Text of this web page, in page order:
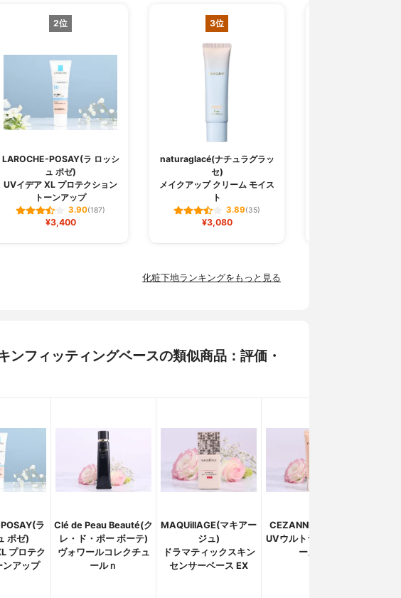
2位
LAROCHE-POSAY(ラ ロッシ
ュ ポゼ)
UVイデア XL プロテクション
トーンアップ
3.90(187)
¥3,400
3位
naturaglacé(ナチュラグラッ
セ)
メイクアップ クリーム モイス
ト
3.89(35)
¥3,080
化粧下地ランキングをもっと見る
フィッティングベースの類似商品：評価・
ラ
ポゼ)
プロテク
ンアップ
Clé de Peau Beauté(ク
レ・ド・ポー ボーテ)
ヴォワールコレクチュ
ールｎ
MAQUillAGE(マキアー
ジュ)
ドラマティックスキン
センサーベース EX
CEZANNE(セザンヌ)
UVウルトラフィットベ
ースEX